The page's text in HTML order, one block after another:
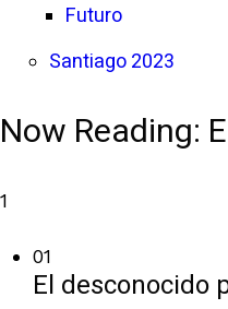
Futuro
Santiago 2023
Now Reading:
1
01
El desconocido